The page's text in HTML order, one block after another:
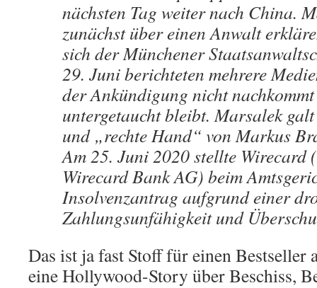
nächsten Tag weiter nach China.
zunächst über einen Anwalt
sich der Münchener
29. Juni berichteten mehrere
der Ankündigung nicht
untergetaucht bleibt. Marsalek
und „rechte Hand“ von Markus
Am 25. Juni 2020 stellte Wirecard
Wirecard Bank AG) beim
Insolvenzantrag aufgrund einer
Zahlungsunfähigkeit und
Das ist ja fast Stoff für einen Bestseller
eine Hollywood-Story über Beschiss,